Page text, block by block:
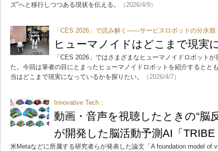
ズ”へと移行しつつある現状を伝える。
（2026/4/9）
「CES 2026」で読み解く――サービスロボットの分水嶺
ヒューマノイドはどこまで現実
「CES 2026」ではさまざまなヒューマノイドロボット
た。今回は筆者の目にとまったヒューマノイドロボットを紹介するとと
当はどこまで現実になっているかを探りたい。
（2026/4/7）
Innovative Tech：
動画・音声を視聴したときの“脳
が開発した脳活動予測AI「
米Metaなどに所属する研究者らが発表した論文「A foundation model of